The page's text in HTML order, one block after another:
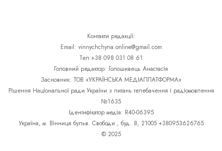
Контакти редакції:
Email: vinnychchyna.online@gmail.com
Тел:+38 098 031 08 61
Головний редактор: Голошивець Анастасія
Засновник: ТОВ «УКРАЇНСЬКА МЕДІАПЛАТФОРМА»
Рішення Національної ради України з питань телебачення і радіомовлення
№1635
Ідентифікатор медіа: R40-06395
Україна, м. Вінниця бульв. Свободи , буд. 8, 21005 +380953626765
© 2025